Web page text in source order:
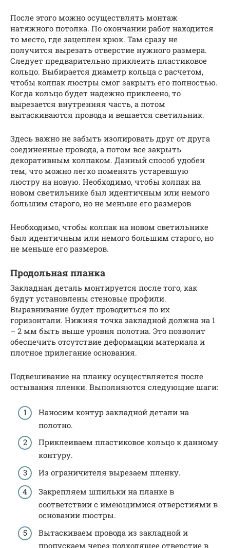
После этого можно осуществлять монтаж
натяжного потолка. По окончании работ находится
то место, где зацеплен крюк. Там сразу не
получится вырезать отверстие нужного размера.
Следует предварительно приклеить пластиковое
кольцо. Выбирается диаметр кольца с расчетом,
чтобы колпак люстры смог закрыть его полностью.
Когда кольцо будет надежно приклеено, то
вырезается внутренняя часть, а потом
вытаскиваются провода и вешается светильник.
Здесь важно не забыть изолировать друг от друга
соединенные провода, а потом все закрыть
декоративным колпаком. Данный способ удобен
тем, что можно легко поменять устаревшую
люстру на новую. Необходимо, чтобы колпак на
новом светильнике был идентичным или немого
большим старого, но не меньше его размеров
Необходимо, чтобы колпак на новом светильнике
был идентичным или немого большим старого, но
не меньше его размеров.
Продольная планка
Закладная деталь монтируется после того, как
будут установлены стеновые профили.
Выравнивание будет проводиться по их
горизонтали. Нижняя точка закладной должна на 1
– 2 мм быть выше уровня полотна. Это позволит
обеспечить отсутствие деформации материала и
плотное прилегание основания.
Подвешивание на планку осуществляется после
остывания пленки. Выполняются следующие шаги:
Наносим контур закладной детали на
полотно.
Приклеиваем пластиковое кольцо к данному
контуру.
Из ограничителя вырезаем пленку.
Закрепляем шпильки на планке в
соответствии с имеющимися отверстиями в
основании люстры.
Вытаскиваем провода из закладной и
пропускаем через подходящее отверстие в